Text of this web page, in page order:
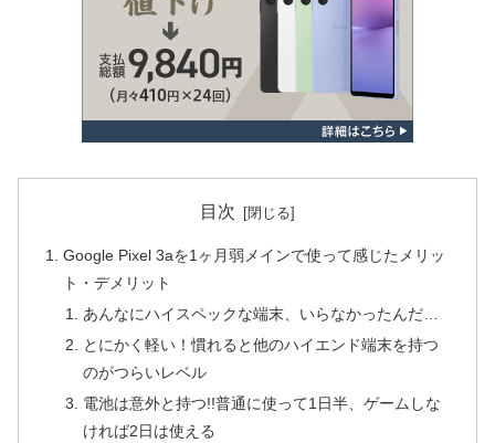
目次
Google Pixel 3aを1ヶ月弱メインで使って感じたメリッ
ト・デメリット
あんなにハイスペックな端末、いらなかったんだ…
とにかく軽い！慣れると他のハイエンド端末を持つ
のがつらいレベル
電池は意外と持つ!!普通に使って1日半、ゲームしな
ければ2日は使える